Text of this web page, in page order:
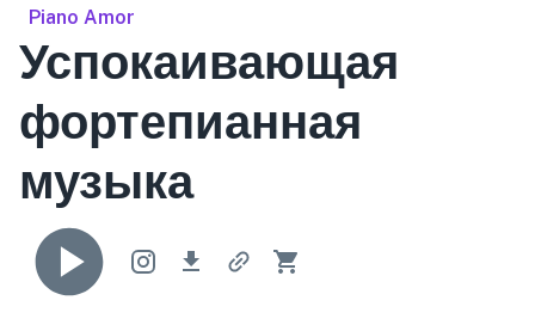
Piano Amor
Успокаивающая
фортепианная
музыка